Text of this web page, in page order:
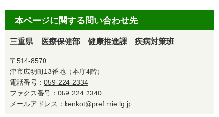
本ページに関する問い合わせ先
三重県 医療保健部 健康推進課 疾病対策班
〒514-8570
津市広明町13番地（本庁4階）
電話番号： 059-224-2334
ファクス番号：059-224-2340
メールアドレス： kenkot@pref.mie.lg.jp